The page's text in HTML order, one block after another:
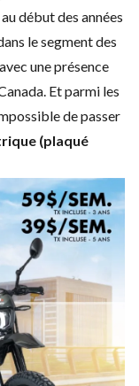
début des années
le segment des
une présence
Et parmi les
de passer
(plaqué